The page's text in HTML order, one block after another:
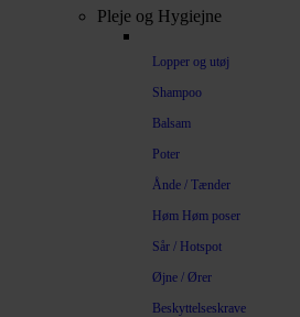
Pleje og Hygiejne
Lopper og utøj
Shampoo
Balsam
Poter
Ånde / Tænder
Høm Høm poser
Sår / Hotspot
Øjne / Ører
Beskyttelseskrave